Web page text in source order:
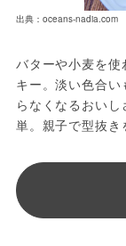
出典：oceans-nadia.com
バターや小麦を使
キー。淡い色合
らなくなるおい
単。親子で型抜き